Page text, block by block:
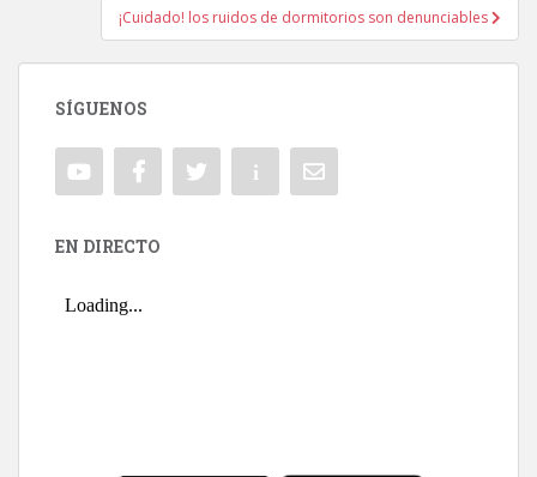
¡Cuidado! los ruidos de dormitorios son denunciables
SÍGUENOS
EN DIRECTO